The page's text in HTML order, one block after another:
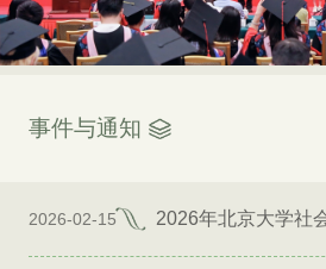
事件与通知
2026-02-15